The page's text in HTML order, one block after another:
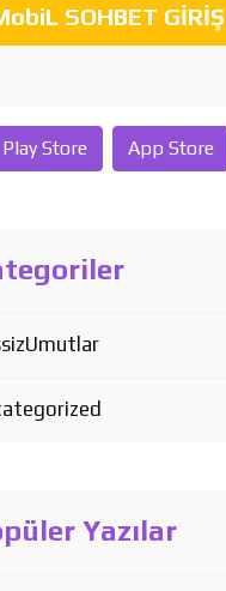
SOHBET GİRİŞ
Play Store App Store
Yazılar